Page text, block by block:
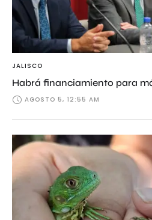
JALISCO
Habrá financiamiento para
AGOSTO 5, 12:55 AM